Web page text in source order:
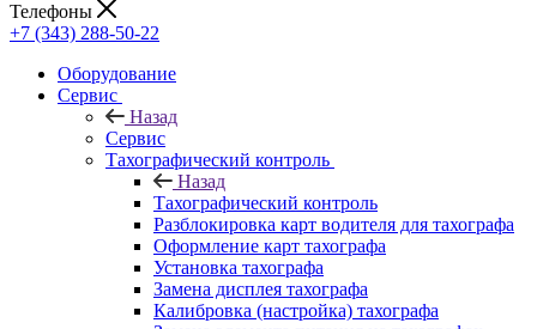
Телефоны
+7 (343) 288-50-22
Оборудование
Сервис
Назад
Сервис
Тахографический контроль
Назад
Тахографический контроль
Разблокировка карт водителя для тахографа
Оформление карт тахографа
Установка тахографа
Замена дисплея тахографа
Калибровка (настройка) тахографа